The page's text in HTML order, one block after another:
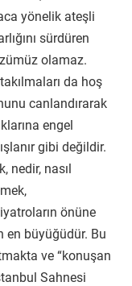
yönelik ateşli
sürdüren
olamaz.
da hoş
canlandırarak
engel
gibi değildir.
nedir, nasıl
önüne
en büyüğüdür. Bu
ve “konuşan
Sahnesi